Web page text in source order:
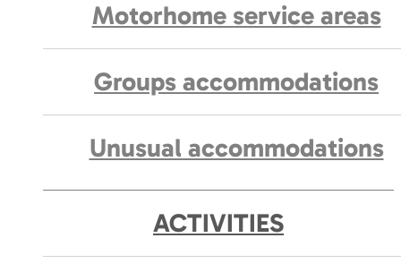
Motorhome service areas
Groups accommodations
Unusual accommodations
ACTIVITIES